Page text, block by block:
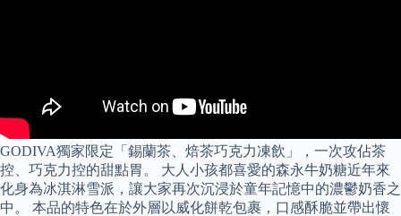
GODIVA獨家限定「錫蘭茶、焙茶巧克力凍飲」，一次攻佔茶
控、巧克力控的甜點胃。 大人小孩都喜愛的森永牛奶糖近年來
化身為冰淇淋雪派，讓大家再次沉浸於童年記憶中的濃鬱奶香之
中。 本品的特色在於外層以威化餅乾包裹，口感酥脆並帶出懷